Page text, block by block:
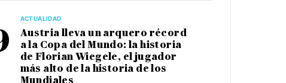
ACTUALIDAD
Austria lleva un arquero récord
a la Copa del Mundo: la historia
de Florian Wiegele, el jugador
más alto de la historia de los
Mundiales